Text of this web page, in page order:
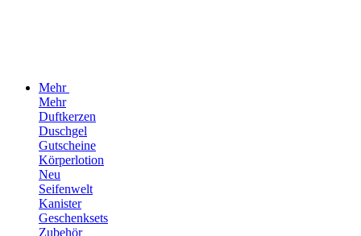
Mehr
Mehr
Duftkerzen
Duschgel
Gutscheine
Körperlotion
Neu
Seifenwelt
Kanister
Geschenksets
Zubehör